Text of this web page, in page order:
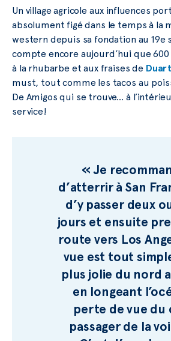
Un village agricole aux influences
absolument figé dans le temps à la
western depuis sa fondation au 19e
compte encore aujourd’hui que
à la rhubarbe et aux fraises de
must, tout comme les tacos au
De Amigos qui se trouve… à
service!
« Je
d’atterrir à San
d’y passer deux
jours et ensuite
route vers Los
vue est tout
plus jolie du nord
en longeant
perte de vue du
passager de la